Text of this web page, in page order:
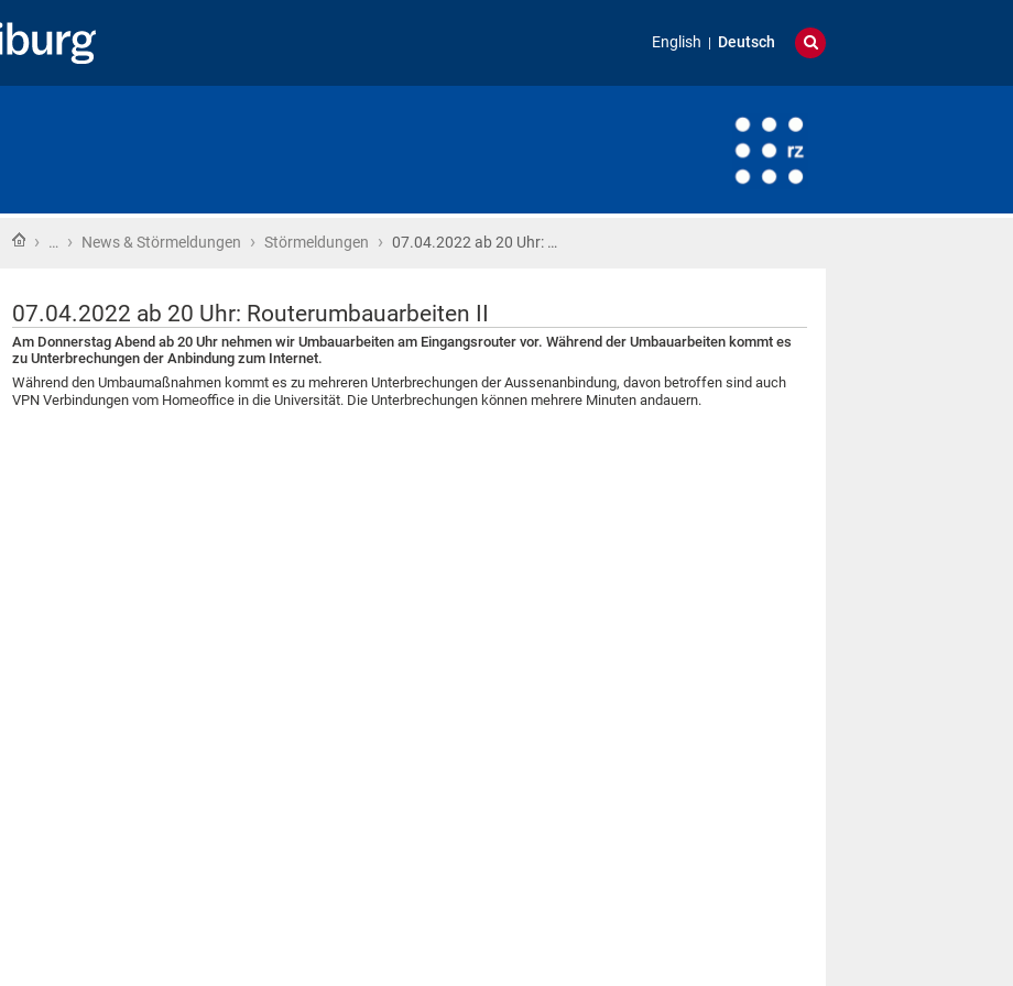
English Deutsch
Startseite
› … › News & Störmeldungen › Störmeldungen › 07.04.2022 ab 20 Uhr: …
07.04.2022 ab 20 Uhr: Routerumbauarbeiten II
Am Donnerstag Abend ab 20 Uhr nehmen wir Umbauarbeiten am Eingangsrouter vor. Während der Umbauarbeiten kommt es
zu Unterbrechungen der Anbindung zum Internet.
Während den Umbaumaßnahmen kommt es zu mehreren Unterbrechungen der Aussenanbindung, davon betroffen sind auch
VPN Verbindungen vom Homeoffice in die Universität. Die Unterbrechungen können mehrere Minuten andauern.